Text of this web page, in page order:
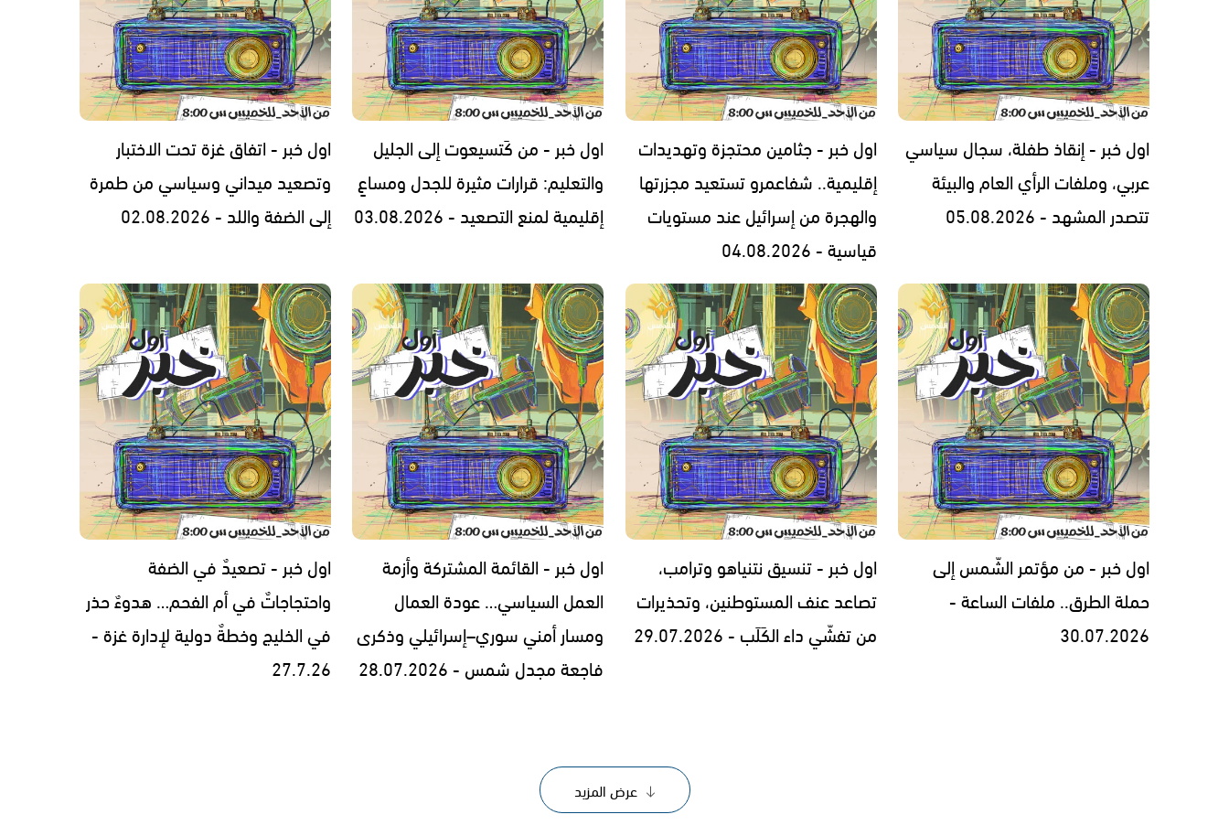
اول خبر - إنقاذ طفلة، سجال سياسي
عربي، وملفات الرأي العام والبيئة
تتصدر المشهد - 05.08.2026
اول خبر - جثامين محتجزة وتهديدات
إقليمية.. شفاعمرو تستعيد مجزرتها
والهجرة من إسرائيل عند مستويات
قياسية - 04.08.2026
اول خبر - من كَتسيعوت إلى الجليل
والتعليم: قرارات مثيرة للجدل ومساعٍ
إقليمية لمنع التصعيد - 03.08.2026
اول خبر - اتفاق غزة تحت الاختبار
وتصعيد ميداني وسياسي من طمرة
إلى الضفة واللد - 02.08.2026
اول خبر - من مؤتمر الشّمس إلى
حملة الطرق.. ملفات الساعة -
30.07.2026
اول خبر - تنسيق نتنياهو وترامب،
تصاعد عنف المستوطنين، وتحذيرات
من تفشّي داء الكَلَب - 29.07.2026
اول خبر - القائمة المشتركة وأزمة
العمل السياسي… عودة العمال
ومسار أمني سوري–إسرائيلي وذكرى
فاجعة مجدل شمس - 28.07.2026
اول خبر - تصعيدٌ في الضفة
واحتجاجاتٌ في أم الفحم… هدوءٌ حذر
في الخليج وخطةٌ دولية لإدارة غزة -
27.7.26
عرض المزيد